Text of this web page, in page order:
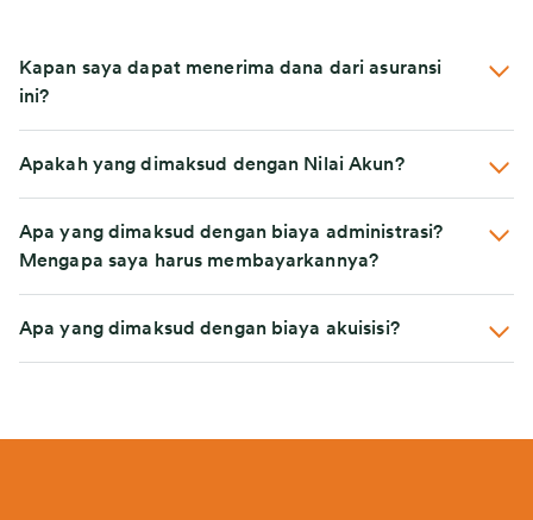
Kapan saya dapat menerima dana dari asuransi
ini?
Apakah yang dimaksud dengan Nilai Akun?
Apa yang dimaksud dengan biaya administrasi?
Mengapa saya harus membayarkannya?
Apa yang dimaksud dengan biaya akuisisi?